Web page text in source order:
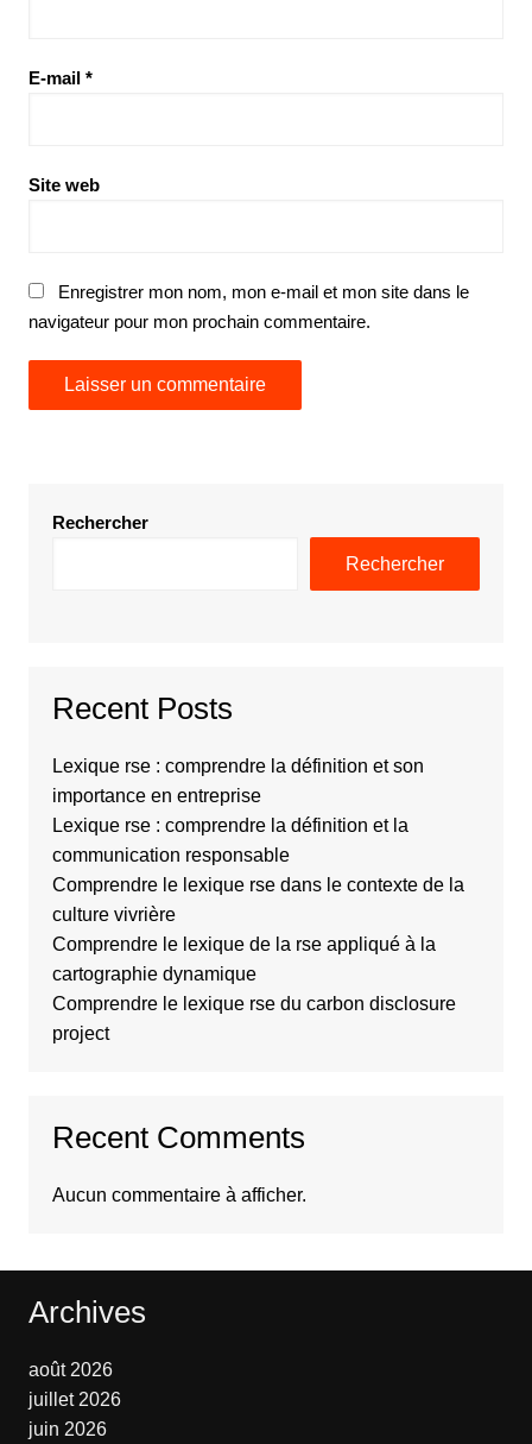
E-mail *
Site web
Enregistrer mon nom, mon e-mail et mon site dans le
navigateur pour mon prochain commentaire.
Rechercher
Rechercher
Recent Posts
Lexique rse : comprendre la définition et son
importance en entreprise
Lexique rse : comprendre la définition et la
communication responsable
Comprendre le lexique rse dans le contexte de la
culture vivrière
Comprendre le lexique de la rse appliqué à la
cartographie dynamique
Comprendre le lexique rse du carbon disclosure
project
Recent Comments
Aucun commentaire à afficher.
Archives
août 2026
juillet 2026
juin 2026